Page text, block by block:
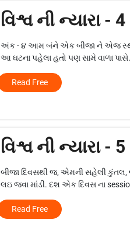
વિશ્વ ની ન્યારા - 4
અંક - ૪ આમ બંને એક બીજા ને એજ
આ ઘટના પહેલા હતો પણ સામે વાળા
Read Free
વિશ્વ ની ન્યારા - 5
બીજા દિવસથી જ, એમની સહેલી
લઇ જવા માંડી. દશ એક દિવસ ના
Read Free